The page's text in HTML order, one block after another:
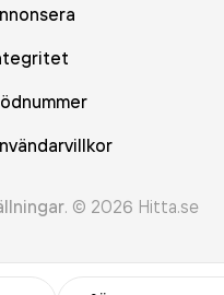
. © 2026 Hitta.se